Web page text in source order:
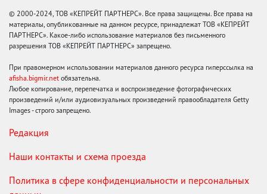
© 2000-2024, ТОВ «КЕПРЕЙТ ПАРТНЕРС». Все права защищены. Все права на
материалы, опубликованные на данном ресурсе, принадлежат ТОВ «КЕПРЕЙТ
ПАРТНЕРС». Какое-либо использование материалов без письменного
разрешения ТОВ «КЕПРЕЙТ ПАРТНЕРС» запрещено.
При правомерном использовании материалов данного ресурса гиперссылка на
afisha.bigmir.net обязательна.
Любое копирование, перепечатка и воспроизведение фотографических
произведений и/или аудиовизуальных произведений правообладателя Getty
Images - строго запрещено.
Редакция
Наши контакты и схема проезда
Политика в сфере конфиденциальности и персональных